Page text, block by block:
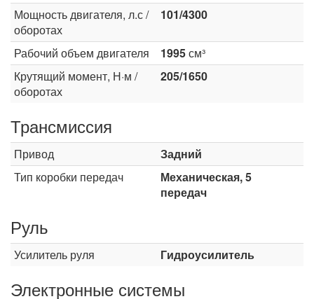
Мощность двигателя, л.с /
оборотах
101/4300
Рабочий объем двигателя 1995см³
Крутящий момент, Н·м /
оборотах
205/1650
Трансмиссия
Привод
Задний
Тип коробки передач
Механическая, 5
передач
Руль
Усилитель руля Гидроусилитель
Электронные системы